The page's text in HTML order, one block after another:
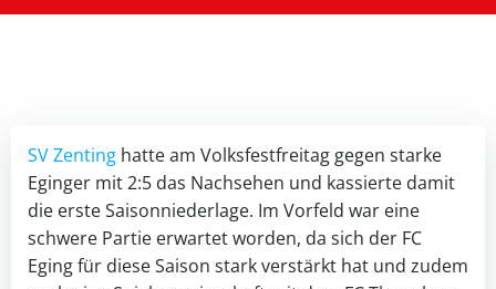
SV Zenting hatte am Volksfestfreitag gegen starke
Eginger mit 2:5 das Nachsehen und kassierte damit
die erste Saisonniederlage. Im Vorfeld war eine
schwere Partie erwartet worden, da sich der FC
Eging für diese Saison stark verstärkt hat und zudem